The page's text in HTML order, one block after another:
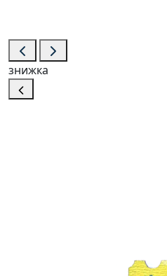
знижка